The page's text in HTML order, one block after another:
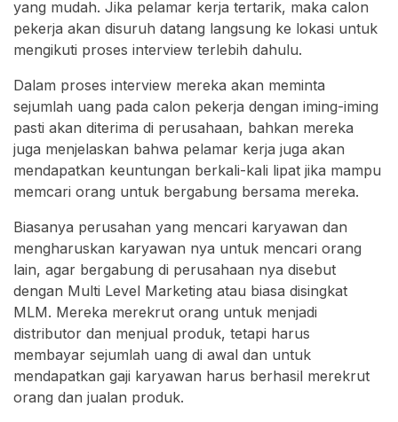
yang mudah. Jika pelamar kerja tertarik, maka calon
pekerja akan disuruh datang langsung ke lokasi untuk
mengikuti proses interview terlebih dahulu.
Dalam proses interview mereka akan meminta
sejumlah uang pada calon pekerja dengan iming-iming
pasti akan diterima di perusahaan, bahkan mereka
juga menjelaskan bahwa pelamar kerja juga akan
mendapatkan keuntungan berkali-kali lipat jika mampu
memcari orang untuk bergabung bersama mereka.
Biasanya perusahan yang mencari karyawan dan
mengharuskan karyawan nya untuk mencari orang
lain, agar bergabung di perusahaan nya disebut
dengan Multi Level Marketing atau biasa disingkat
MLM. Mereka merekrut orang untuk menjadi
distributor dan menjual produk, tetapi harus
membayar sejumlah uang di awal dan untuk
mendapatkan gaji karyawan harus berhasil merekrut
orang dan jualan produk.